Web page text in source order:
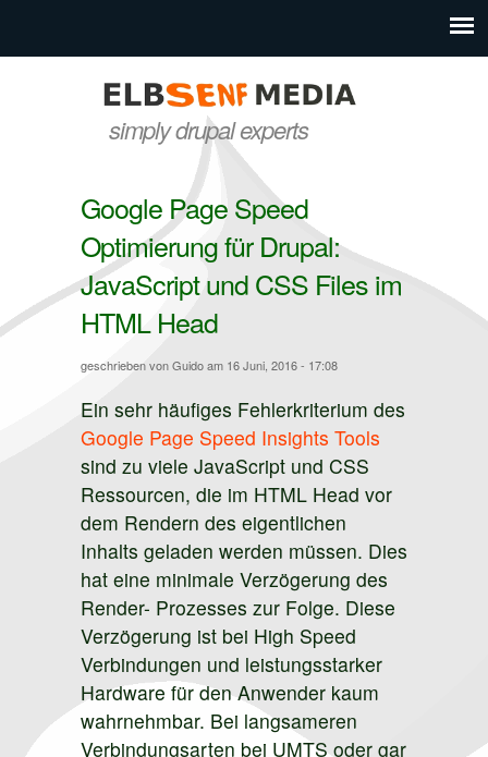
elbsenf
media
simply drupal experts
Google Page Speed
Optimierung für Drupal:
JavaScript und CSS Files im
HTML Head
geschrieben vonGuidoam 16 Juni, 2016 - 17:08
Ein sehr häufiges Fehlerkriterium des
Google Page Speed Insights Tools
sind zu viele JavaScript und CSS
Ressourcen, die im HTML Head vor
dem Rendern des eigentlichen
Inhalts geladen werden müssen. Dies
hat eine minimale Verzögerung des
Render- Prozesses zur Folge. Diese
Verzögerung ist bei High Speed
Verbindungen und leistungsstarker
Hardware für den Anwender kaum
wahrnehmbar. Bei langsameren
Verbindungsarten bei UMTS oder gar